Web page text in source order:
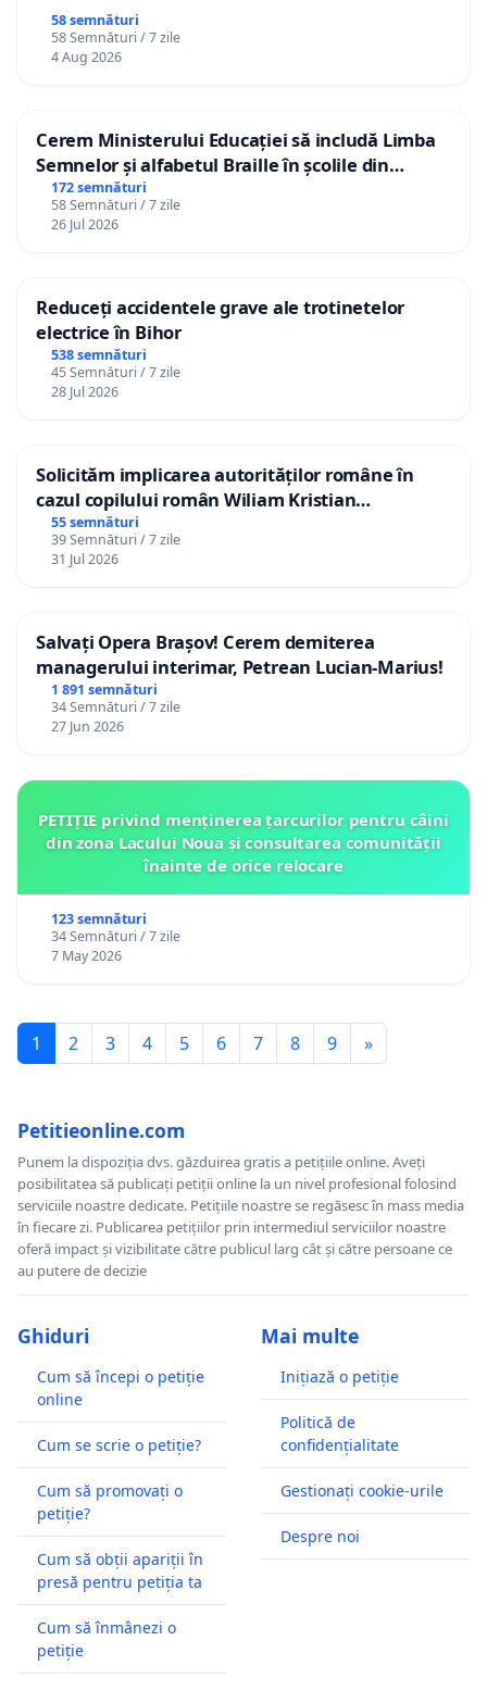
58 semnături
58 Semnături / 7 zile
4 Aug 2026
Cerem Ministerului Educației să includă Limba
Semnelor și alfabetul Braille în școlile din
Republica Moldova!
172 semnături
58 Semnături / 7 zile
26 Jul 2026
Reduceți accidentele grave ale trotinetelor
electrice în Bihor
538 semnături
45 Semnături / 7 zile
28 Jul 2026
Solicităm implicarea autorităților române în
cazul copilului român Wiliam Kristian
Gheorghe, aflat în plasament în Danemarca de
12 ani
55 semnături
39 Semnături / 7 zile
31 Jul 2026
Salvați Opera Brașov! Cerem demiterea
managerului interimar, Petrean Lucian-Marius!
1 891 semnături
34 Semnături / 7 zile
27 Jun 2026
PETIȚIE privind menținerea țarcurilor pentru câini
din zona Lacului Noua și consultarea comunității
înainte de orice relocare
123 semnături
34 Semnături / 7 zile
7 May 2026
1 2 3 4 5 6 7 8 9 »
Petitieonline.com
Punem la dispoziția dvs. găzduirea gratis a petițiile online. Aveți
posibilitatea să publicați petiții online la un nivel profesional folosind
serviciile noastre dedicate. Petițiile noastre se regăsesc în mass media
în fiecare zi. Publicarea petițiilor prin intermediul serviciilor noastre
oferă impact și vizibilitate către publicul larg cât și către persoane ce
au putere de decizie
Ghiduri
Cum să începi o petiție
online
Cum se scrie o petiție?
Cum să promovați o
petiție?
Cum să obții apariții în
presă pentru petiția ta
Cum să înmânezi o
petiție
Mai multe
Inițiază o petiție
Politică de
confidențialitate
Gestionați cookie-urile
Despre noi